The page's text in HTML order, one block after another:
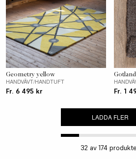
Geometry yellow
HANDVÄVT/HANDTUFT
Fr. 6 495 kr Fr. 1
LADDA FLER
32 av 174